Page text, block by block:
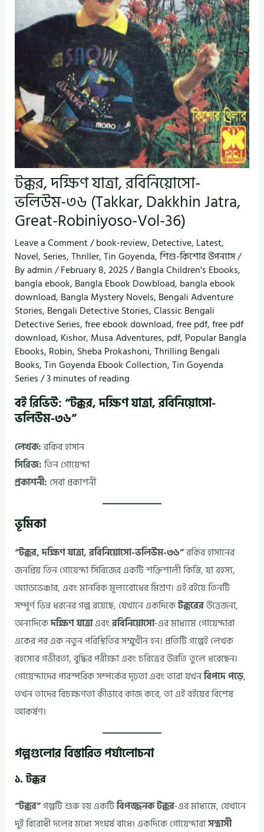
টক্কর, দক্ষিণ যাত্রা, রবিনিয়োসো-
ভলিউম-৩৬ (Takkar, Dakkhin Jatra,
Great-Robiniyoso-Vol-36)
Leave a Comment/book-review, Detective, Latest,
Novel, Series,Thriller,Tin Goyenda,শিশু-কিশোর উপন্যাস/
Byadmin/February 8, 2025/Bangla Children's Ebooks,
bangla ebook, Bangla Ebook Dowbload, bangla ebook
download, Bangla Mystery Novels, Bengali Adventure
Stories, Bengali Detective Stories,Classic Bengali
Detective Series,free ebook download,free pdf,free pdf
download, Kishor, Musa Adventures, pdf, Popular Bangla
Ebooks, Robin, Sheba Prokashoni,Thrilling Bengali
Books,Tin Goyenda Ebook Collection,Tin Goyenda
Series/3 minutes of reading
বই রিভিউ: “টক্কর, দক্ষিণ যাত্রা, রবিনিয়োসো-
ভলিউম-৩৬”
লেখক:রকিব হাসান
সিরিজ:তিন গোয়েন্দা
প্রকাশনী: সেবা প্রকাশনী
ভূমিকা
“টক্কর, দক্ষিণ যাত্রা, রবিনিয়োসো-ভলিউম-৩৬”রকিব হাসানের
জনপ্রিয় তিন গোয়েন্দা সিরিজের একটি শক্তিশালী কিস্তি, যা রহস্য,
অ্যাডভেঞ্চার, এবং মানবিক মূল্যবোধের মিশ্রণ। এই বইয়ে তিনটি
সম্পূর্ণ ভিন্ন ধরনের গল্প রয়েছে, যেখানে একদিকেটক্করেরউত্তেজনা,
অন্যদিকেদক্ষিণ যাত্রাএবংরবিনিয়োসো-এর মাধ্যমে গোয়েন্দারা
একের পর এক নতুন পরিস্থিতির সম্মুখীন হন। প্রতিটি গল্পেই লেখক
রহস্যের গভীরতা, বুদ্ধির পরীক্ষা এবং চরিত্রের উন্নতি তুলে ধরেছেন।
গোয়েন্দাদের পারস্পরিক সম্পর্কের দৃঢ়তা এবং তারা যখনবিপদে পড়ে,
তখন তাদের বিচক্ষণতা কীভাবে কাজ করে, তা এই বইয়ের বিশেষ
আকর্ষণ।
গল্পগুলোর বিস্তারিত পর্যালোচনা
১. টক্কর
“টক্কর”গল্পটি শুরু হয় একটিবিপজ্জনক টক্কর-এর মাধ্যমে, যেখানে
দুই বিরোধী দলের মধ্যে সংঘর্ষ বাধে। একদিকে গোয়েন্দারাসন্ত্রাসী